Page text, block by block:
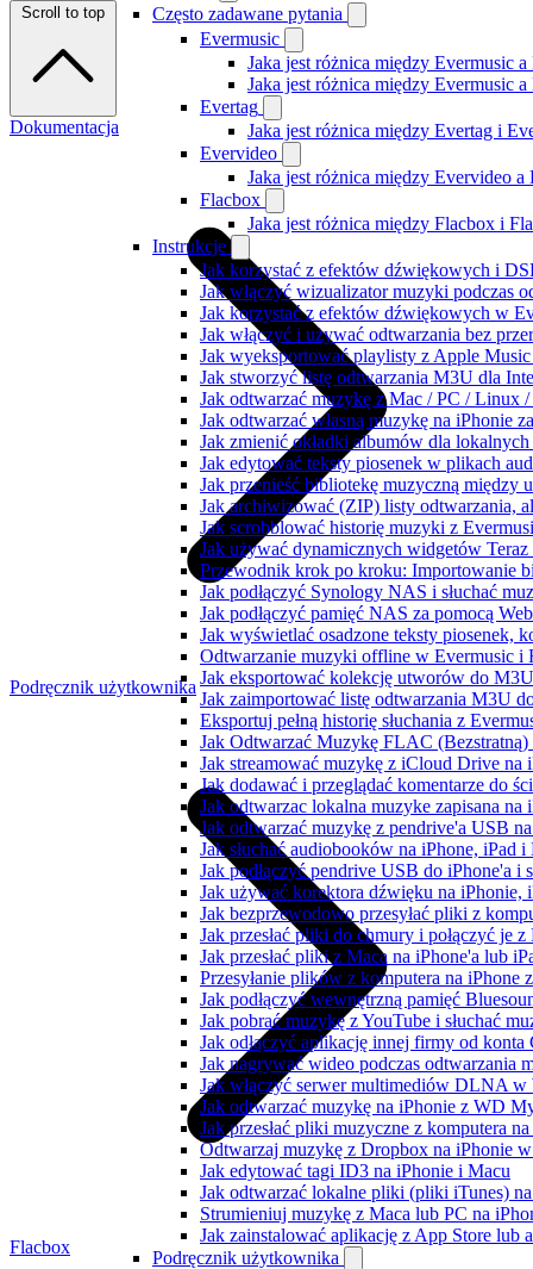
Często zadawane pytania
Evermusic
Jaka jest różnica między Evermusic
Jaka jest różnica między Evermusic
Evertag
Jaka jest różnica między Evertag i
Evervideo
Jaka jest różnica między Evervideo a
Flacbox
Jaka jest różnica między Flacbox i
Instrukcje
Jak korzystać z efektów dźwiękowych i
Jak włączyć wizualizator muzyki podczas
Jak korzystać z efektów dźwiękowych w
Jak włączyć i używać odtwarzania bez
Jak wyeksportować playlisty z Apple
Jak stworzyć listę odtwarzania M3U dla
Jak odtwarzać muzykę z Mac / PC /
Jak odtwarzać własną muzykę na iPhonie
Jak zmienić okładki albumów dla
Jak edytować teksty piosenek w plikach
Jak przenieść bibliotekę muzyczną
Jak archiwizować (ZIP) listy odtwarzania,
Jak scrobblować historię muzyki z
Jak używać dynamicznych widgetów
Przewodnik krok po kroku: Importowanie
Jak podłączyć Synology NAS i słuchać
Jak podłączyć pamięć NAS za pomocą
Jak wyświetlać osadzone teksty piosenek,
Odtwarzanie muzyki offline w Evermusic i
Jak eksportować kolekcję utworów do
Jak zaimportować listę odtwarzania M3U
Eksportuj pełną historię słuchania z
Jak Odtwarzać Muzykę FLAC
Jak streamować muzykę z iCloud Drive na
Jak dodawać i przeglądać komentarze do
Jak odtwarzac lokalna muzyke zapisana na
Jak odtwarzać muzykę z pendrive'a USB
Jak słuchać audiobooków na iPhone, iPad
Jak podłączyć pendrive USB do iPhone'a i
Jak używać korektora dźwięku na
Jak bezprzewodowo przesyłać pliki z
Jak przesłać pliki do chmury i połączyć je
Jak przesłać pliki z Maca na iPhone'a lub
Przesyłanie plików z komputera na iPhone
Jak podłączyć wewnętrzną pamięć
Jak pobrać muzykę z YouTube i słuchać
Jak odłączyć aplikację innej firmy od konta
Jak nagrywać wideo podczas odtwarzania
Jak włączyć serwer multimediów DLNA
Jak odtwarzać muzykę na iPhonie z WD
Jak przesłać pliki muzyczne z komputera
Odtwarzaj muzykę z Dropbox na iPhonie
Jak edytować tagi ID3 na iPhonie i Macu
Jak odtwarzać lokalne pliki (pliki iTunes)
Strumieniuj muzykę z Maca lub PC na
Jak zainstalować aplikację z App Store
Podręcznik użytkownika
Scroll to top
Dokumentacja
Podręcznik użytkownika
Flacbox